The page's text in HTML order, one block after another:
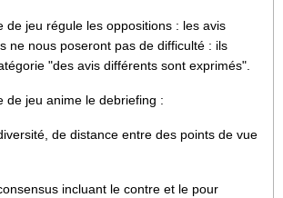
de jeu régule les oppositions : les avis
ne nous poseront pas de difficulté : ils
"des avis différents sont exprimés".
de jeu anime le debriefing :
de distance entre des points de vue
incluant le contre et le pour